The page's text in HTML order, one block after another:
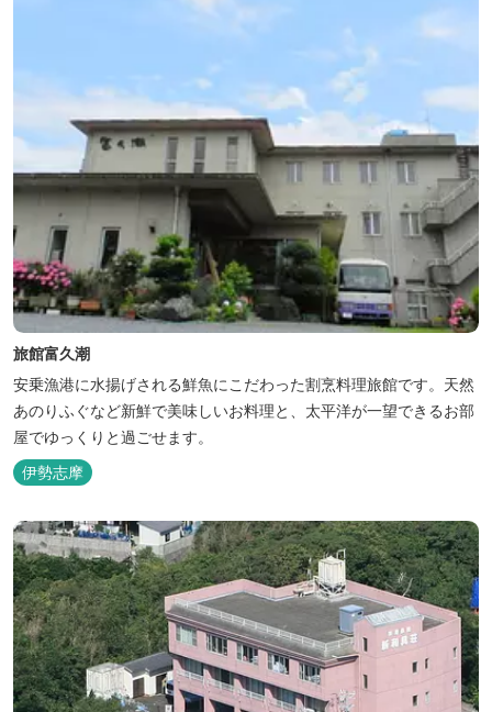
旅館富久潮
安乗漁港に水揚げされる鮮魚にこだわった割烹料理旅館です。天然
あのりふぐなど新鮮で美味しいお料理と、太平洋が一望できるお部
屋でゆっくりと過ごせます。
伊勢志摩